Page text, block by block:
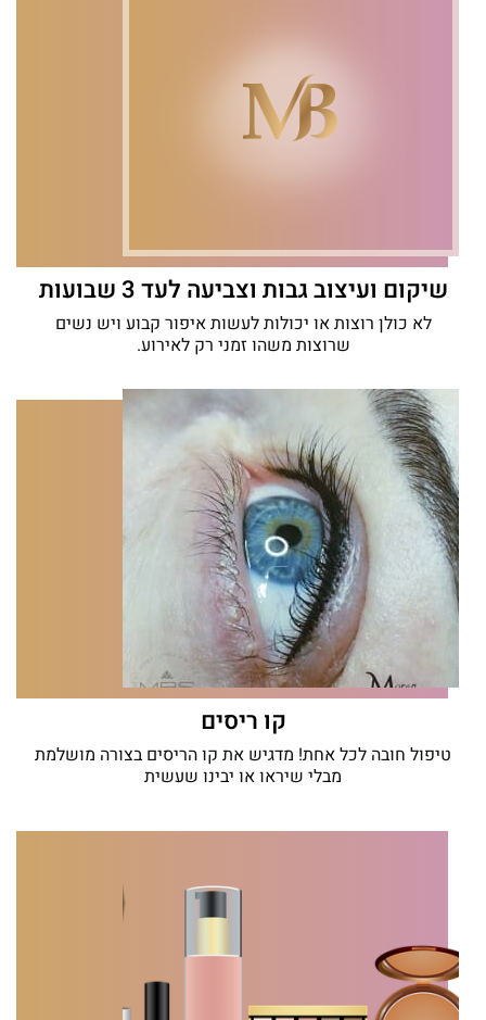
שיקום ועיצוב גבות וצביעה לעד 3 שבועות
לא כולן רוצות או יכולות לעשות איפור קבוע ויש נשים
שרוצות משהו זמני רק לאירוע.
קו ריסים
טיפול חובה לכל אחת! מדגיש את קו הריסים בצורה מושלמת
מבלי שיראו או יבינו שעשית